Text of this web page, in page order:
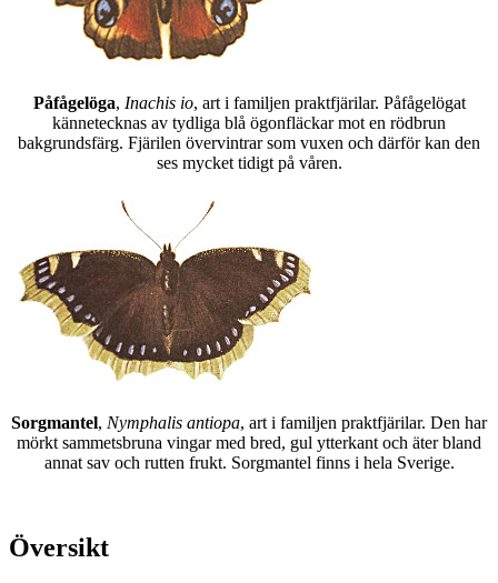
Påfågelöga, Inachis io, art i familjen praktfjärilar. Påfågelögat
kännetecknas av tydliga blå ögonfläckar mot en rödbrun
bakgrundsfärg. Fjärilen övervintrar som vuxen och därför kan den
ses mycket tidigt på våren.
Sorgmantel, Nymphalis antiopa, art i familjen praktfjärilar. Den har
mörkt sammetsbruna vingar med bred, gul ytterkant och äter bland
annat sav och rutten frukt. Sorgmantel finns i hela Sverige.
Översikt